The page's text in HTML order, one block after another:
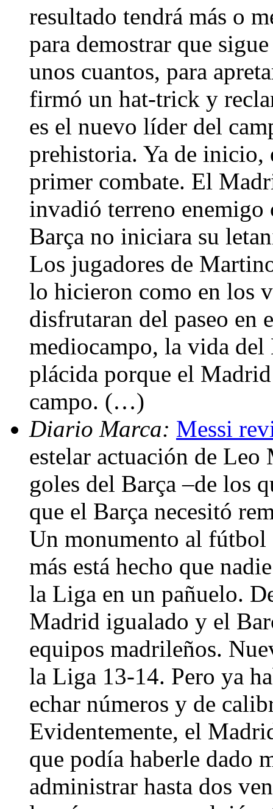
resultado tendrá más o
para demostrar que
unos cuantos, para
firmó un hat-trick y
es el nuevo líder del
prehistoria. Ya de inicio,
primer combate. El
invadió terreno
Barça no iniciara su
Los jugadores de
lo hicieron como en los
disfrutaran del paseo en
mediocampo, la vida del
plácida porque el Madrid
campo. (…)
Diario Marca: Messi
estelar actuación de
goles del Barça –de los
que el Barça necesitó
Un monumento al fútbol
más está hecho que
la Liga en un pañuelo.
Madrid igualado y el
equipos madrileños.
la Liga 13-14. Pero ya
echar números y de
Evidentemente, el
que podía haberle dado
administrar hasta dos